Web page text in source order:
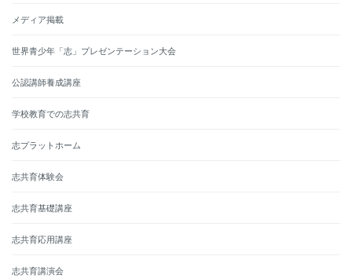
メディア掲載
世界青少年「志」プレゼンテーション大会
公認講師養成講座
学校教育での志共育
志プラットホーム
志共育体験会
志共育基礎講座
志共育応用講座
志共育講演会